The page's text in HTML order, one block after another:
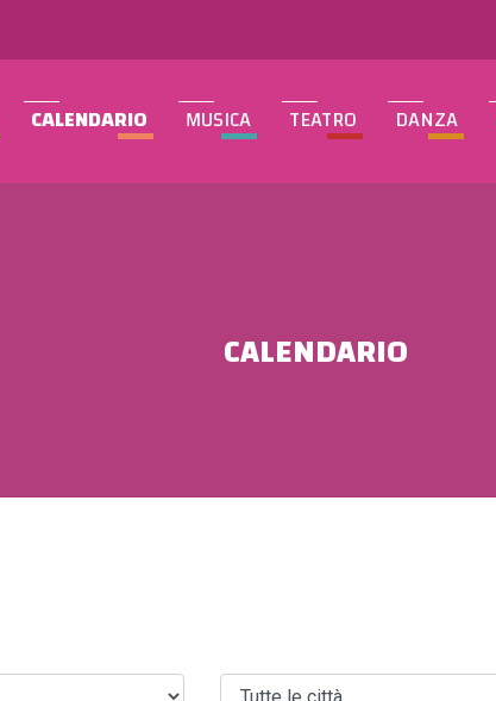
CALENDARIO MUSICA TEATRO DANZA
CALENDARIO